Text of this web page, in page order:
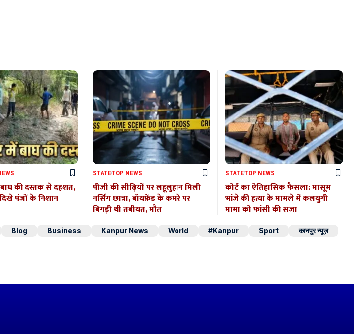
बाघ की दस्तक से दहशत,
पंजों के निशान
STATETOP NEWS
पीजी की सीढ़ियों पर लहूलुहान मिली
नर्सिंग छात्रा, बॉयफ्रेंड के कमरे पर
बिगड़ी थी तबीयत, मौत
STATETOP NEWS
कोर्ट का ऐतिहासिक फैसला: मासूम
भांजे की हत्या के मामले में कलयुगी
मामा को फांसी की सजा
Blog Business Kanpur News World #Kanpur Sport
कानपुर न्यूज़